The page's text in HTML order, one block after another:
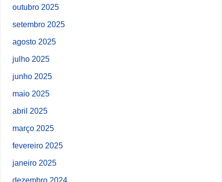
outubro 2025
setembro 2025
agosto 2025
julho 2025
junho 2025
maio 2025
abril 2025
março 2025
fevereiro 2025
janeiro 2025
dezembro 2024